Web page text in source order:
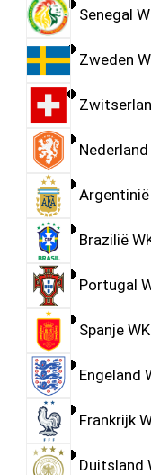
Senegal
Zweden
Brazilië
Portugal
Spanje
Engeland
Frankrijk
Duitsland